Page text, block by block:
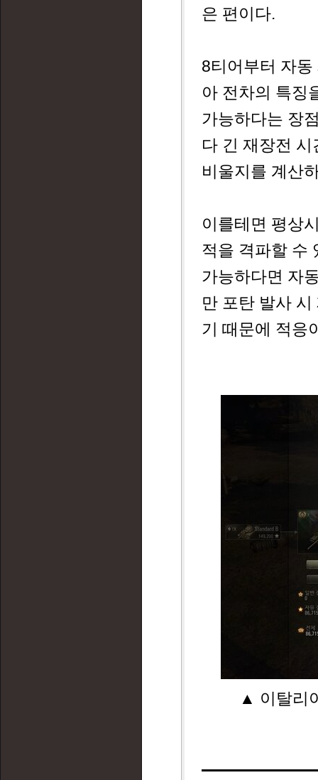
은 편이다.
8티어부터 자
아 전차의 특징
가능하다는 장
다 긴 재장전
비울지를 계산
이를테면 평상
적을 격파할 수
가능하다면 자
만 포탄 발사
기 때문에 적응
▲ 이탈리